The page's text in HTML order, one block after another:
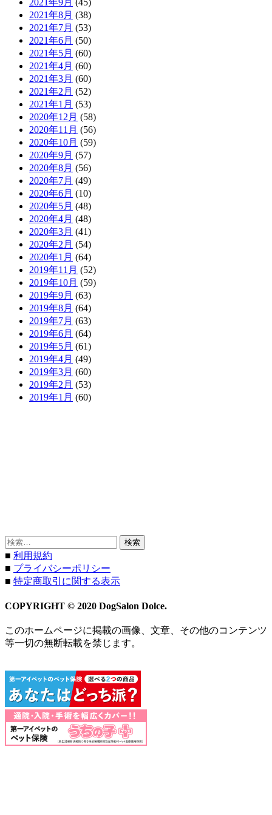
2021年8月 (38)
2021年7月 (53)
2021年6月 (50)
2021年5月 (60)
2021年4月 (60)
2021年3月 (60)
2021年2月 (52)
2021年1月 (53)
2020年12月 (58)
2020年11月 (56)
2020年10月 (59)
2020年9月 (57)
2020年8月 (56)
2020年7月 (49)
2020年6月 (10)
2020年5月 (48)
2020年4月 (48)
2020年3月 (41)
2020年2月 (54)
2020年1月 (64)
2019年11月 (52)
2019年10月 (59)
2019年9月 (63)
2019年8月 (64)
2019年7月 (63)
2019年6月 (64)
2019年5月 (61)
2019年4月 (49)
2019年3月 (60)
2019年2月 (53)
2019年1月 (60)
検
索:
■ 利用規約
■ プライバシーポリシー
■ 特定商取引に関する表示
COPYRIGHT © 2020 DogSalon Dolce.
このホームページに掲載の画像、文章、その他のコンテンツ
等一切の無断転載を禁じます。